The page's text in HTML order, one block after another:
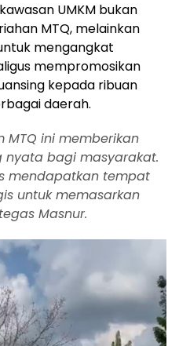
UMKM bukan
MTQ, melainkan
mengangkat
mempromosikan
kepada ribuan
daerah.
MTQ ini memberikan
nyata bagi masyarakat.
mendapatkan tempat
untuk memasarkan
Masnur.